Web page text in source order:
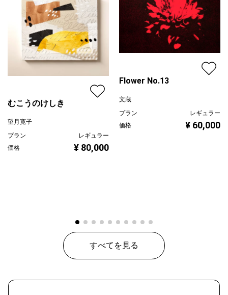
むこうのけしき
望月寛子
プラン
レギュラー
価格
¥ 80,000
Flower No.13
文蔵
プラン
レギュラー
価格
¥ 60,000
すべてを見る